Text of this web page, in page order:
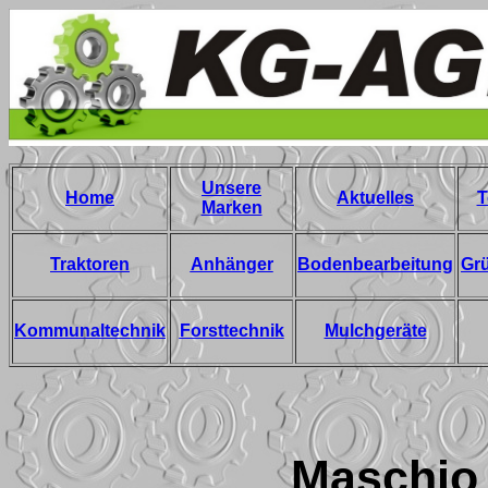
Home
Unsere
Marken
Aktuelles
Traktoren Anhänger Bodenbearbeitung
Kommunaltechnik Forsttechnik Mulchgeräte